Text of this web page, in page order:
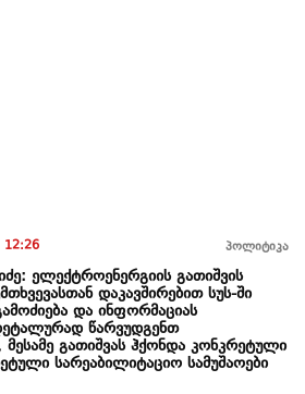
12:26 პოლიტიკა
ელექტროენერგიის გათიშვის
დაკავშირებით სუს-ში
და ინფორმაციას
წარვუდგენთ
მესამე გათიშვას ჰქონდა კონკრეტული
სარეაბილიტაციო სამუშაოები